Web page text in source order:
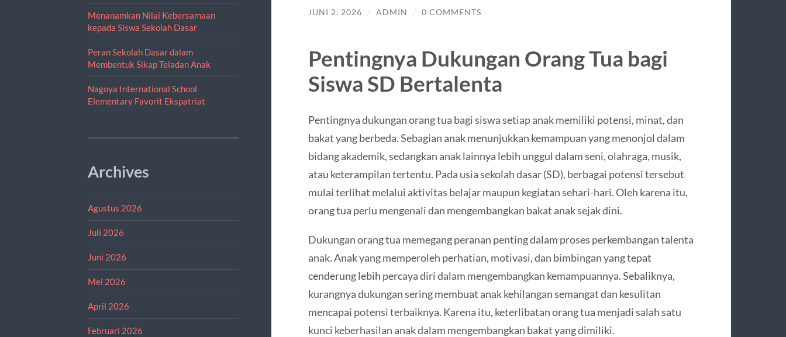
Menanamkan Nilai Kebersamaan
kepada Siswa Sekolah Dasar
Peran Sekolah Dasar dalam
Membentuk Sikap Teladan Anak
Nagoya International School
Elementary Favorit Ekspatriat
Archives
Agustus 2026
Juli 2026
Juni 2026
Mei 2026
April 2026
Februari 2026
JUNI 2, 2026 / ADMIN / 0 COMMENTS
Pentingnya Dukungan Orang Tua bagi
Siswa SD Bertalenta
Pentingnya dukungan orang tua bagi siswa setiap anak memiliki potensi, minat, dan
bakat yang berbeda. Sebagian anak menunjukkan kemampuan yang menonjol dalam
bidang akademik, sedangkan anak lainnya lebih unggul dalam seni, olahraga, musik,
atau keterampilan tertentu. Pada usia sekolah dasar (SD), berbagai potensi tersebut
mulai terlihat melalui aktivitas belajar maupun kegiatan sehari-hari. Oleh karena itu,
orang tua perlu mengenali dan mengembangkan bakat anak sejak dini.
Dukungan orang tua memegang peranan penting dalam proses perkembangan talenta
anak. Anak yang memperoleh perhatian, motivasi, dan bimbingan yang tepat
cenderung lebih percaya diri dalam mengembangkan kemampuannya. Sebaliknya,
kurangnya dukungan sering membuat anak kehilangan semangat dan kesulitan
mencapai potensi terbaiknya. Karena itu, keterlibatan orang tua menjadi salah satu
kunci keberhasilan anak dalam mengembangkan bakat yang dimiliki.